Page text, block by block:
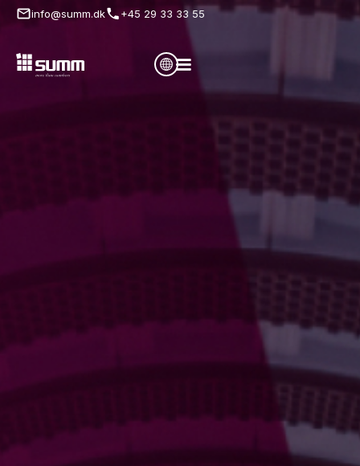
info@summ.dk +45 29 33 33 55